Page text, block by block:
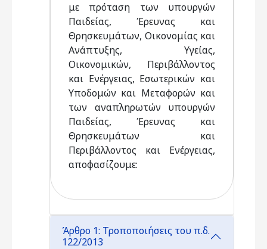
με πρόταση των υπουργών
Παιδείας, Έρευνας και
Θρησκευμάτων, Οικονομίας και
Ανάπτυξης, Υγείας,
Οικονομικών, Περιβάλλοντος
και Ενέργειας, Εσωτερικών και
Υποδομών και Μεταφορών και
των αναπληρωτών υπουργών
Παιδείας, Έρευνας και
Θρησκευμάτων και
Περιβάλλοντος και Ενέργειας,
αποφασίζουμε:
Άρθρο 1: Τροποποιήσεις του π.δ.
122/2013